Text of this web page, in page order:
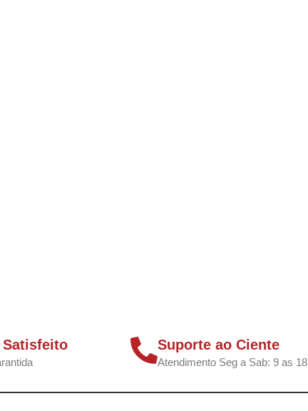
Suporte ao Ciente
Atendimento Seg a Sab: 9 as 18